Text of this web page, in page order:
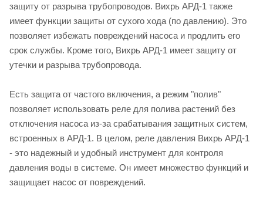
защиту от разрыва трубопроводов. Вихрь АРД-1 также
имеет функции защиты от сухого хода (по давлению). Это
позволяет избежать повреждений насоса и продлить его
срок службы. Кроме того, Вихрь АРД-1 имеет защиту от
утечки и разрыва трубопровода.
Есть защита от частого включения, а режим "полив"
позволяет использовать реле для полива растений без
отключения насоса из-за срабатывания защитных систем,
встроенных в АРД-1. В целом, реле давления Вихрь АРД-1
- это надежный и удобный инструмент для контроля
давления воды в системе. Он имеет множество функций и
защищает насос от повреждений.